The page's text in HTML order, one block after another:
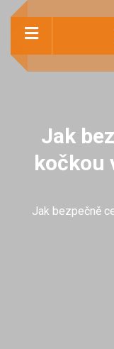
Jak
kočkou
Jak bezpečně